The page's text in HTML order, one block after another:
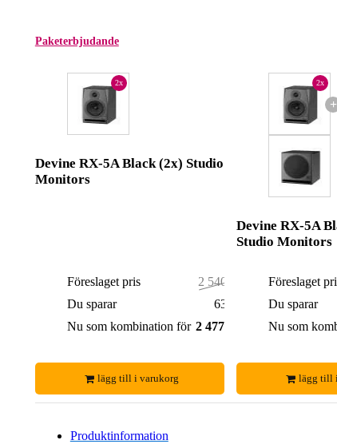
Paketerbjudande
2x
Devine RX-5A Black (2x) Studio
Monitors
Föreslaget pris
2 540,00 kr
Du sparar
63,00 kr
Nu som kombination för 2 477,00 kr
lägg till i varukorg
+
2x
Devine RX-5A
Studio Monitors
Föreslaget
Du sparar
Nu som
lägg till
Produktinformation